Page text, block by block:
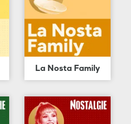
La Nosta Family